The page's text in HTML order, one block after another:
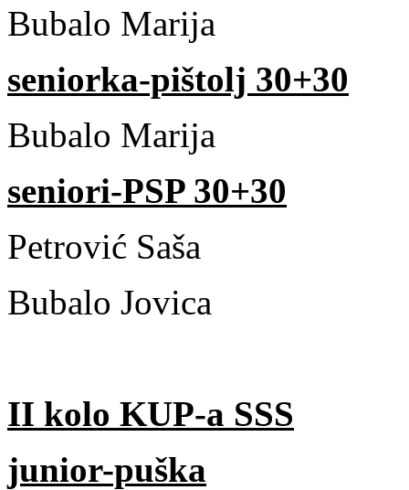
Bubalo Marija
seniorka-pištolj 30+30
Bubalo Marija
seniori-PSP 30+30
Petrović Saša
Bubalo Jovica
II kolo KUP-a SSS
junior-puška